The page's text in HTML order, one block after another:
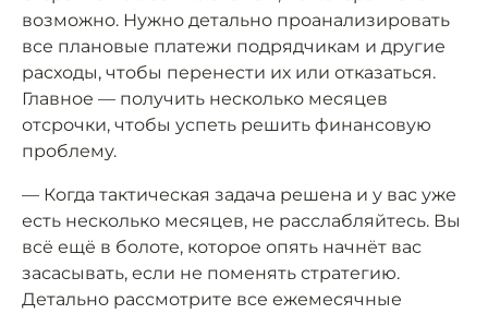
возможно. Нужно детально проанализировать
все плановые платежи подрядчикам и другие
расходы, чтобы перенести их или отказаться.
Главное — получить несколько месяцев
отсрочки, чтобы успеть решить финансовую
проблему.
— Когда тактическая задача решена и у вас уже
есть несколько месяцев, не расслабляйтесь. Вы
всё ещё в болоте, которое опять начнёт вас
засасывать, если не поменять стратегию.
Детально рассмотрите все ежемесячные